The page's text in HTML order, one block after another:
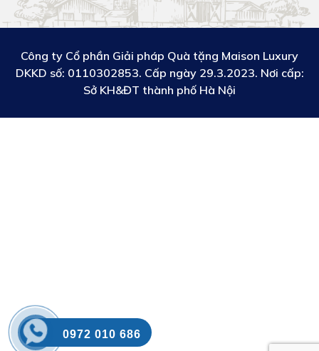
Công ty Cổ phần Giải pháp Quà tặng Maison Luxury
DKKD số: 0110302853. Cấp ngày 29.3.2023. Nơi cấp:
Sở KH&ĐT thành phố Hà Nội
0972 010 686